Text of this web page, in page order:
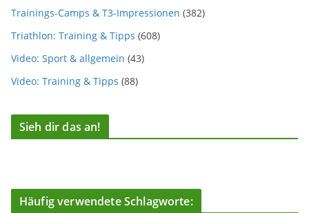
Trainings-Camps & T3-Impressionen (382)
Triathlon: Training & Tipps (608)
Video: Sport & allgemein (43)
Video: Training & Tipps (88)
Sieh dir das an!
Häufig verwendete Schlagworte: